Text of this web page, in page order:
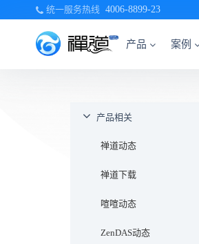
统一服务热线 4006-8899-23
产品 案例
产品相关
禅道动态
禅道下载
喧喧动态
ZenDAS动态